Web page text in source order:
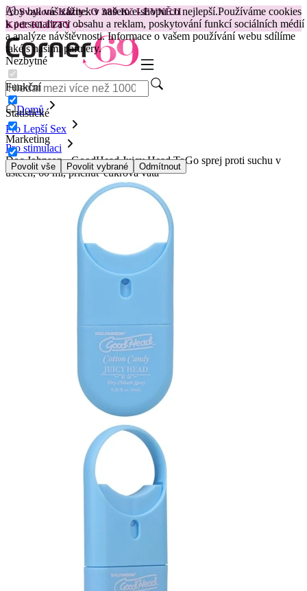
Aby byl váš zážitek v našem e-shopu co nejlepší.Používáme cookies
k personalizaci obsahu a reklam, poskytování funkcí sociálních médií
a analýze návštěvnosti. Informace o vašem používání webu sdílíme
také s našimi partnery.
Nezbytné
Funkční
Statistické
Marketing
Povolit vše Povolit vybrané Odmítnout
😽Svakom Klitty: O 380 Kč LEVNĚJI
Kód: KLITTY →
Domů
Pro Lepší Sex
Pro stimulaci
Doc Johnson - GoodHead Juicy Head ToGo sprej proti suchu v
ústech, 60 ml, příchuť cukrová vata